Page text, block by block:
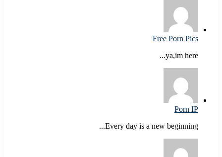
Free Porn Pics
ya,im here...
Porn IP
Every day is a new beginning...